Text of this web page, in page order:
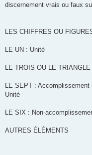
discernement vrais ou faux
LES CHIFFRES OU
LE UN : Unité
LE TROIS OU LE
LE SEPT :
Unité
LE SIX : Non-
AUTRES ÉLÉMENTS